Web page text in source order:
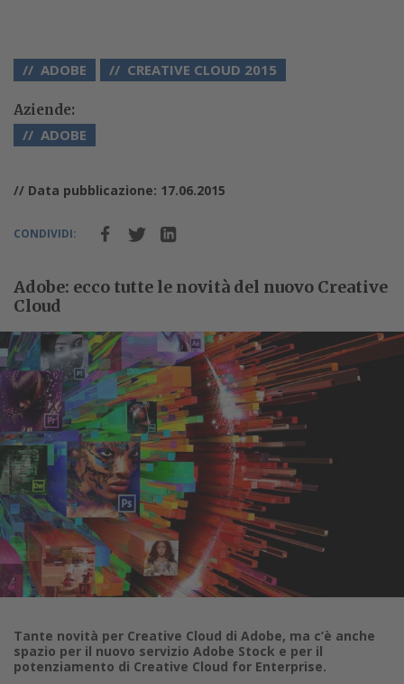
ADOBE CREATIVE CLOUD 2015
Aziende:
ADOBE
// Data pubblicazione: 17.06.2015
CONDIVIDI:
Adobe: ecco tutte le novità del nuovo Creative
Cloud
Tante novità per Creative Cloud di Adobe, ma c’è anche
spazio per il nuovo servizio Adobe Stock e per il
potenziamento di Creative Cloud for Enterprise.